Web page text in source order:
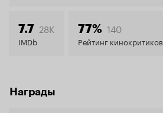
8.1
7.7 28K
IMDb
77% 140
Рейтинг кинокритиков
Награды